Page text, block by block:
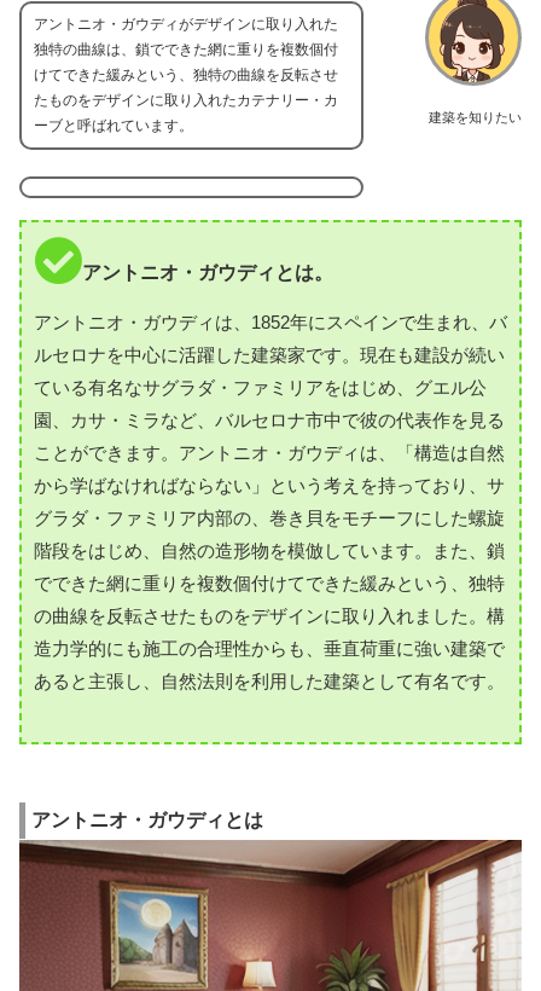
建築を知りたい
アントニオ・ガウディがデザインに取り入れた
独特の曲線は、鎖でできた網に重りを複数個付
けてできた緩みという、独特の曲線を反転させ
たものをデザインに取り入れたカテナリー・カ
ーブと呼ばれています。
アントニオ・ガウディとは。
アントニオ・ガウディは、1852年にスペインで生まれ、バ
ルセロナを中心に活躍した建築家です。現在も建設が続い
ている有名なサグラダ・ファミリアをはじめ、グエル公
園、カサ・ミラなど、バルセロナ市中で彼の代表作を見る
ことができます。アントニオ・ガウディは、「構造は自然
から学ばなければならない」という考えを持っており、サ
グラダ・ファミリア内部の、巻き貝をモチーフにした螺旋
階段をはじめ、自然の造形物を模倣しています。また、鎖
でできた網に重りを複数個付けてできた緩みという、独特
の曲線を反転させたものをデザインに取り入れました。構
造力学的にも施工の合理性からも、垂直荷重に強い建築で
あると主張し、自然法則を利用した建築として有名です。
アントニオ・ガウディとは